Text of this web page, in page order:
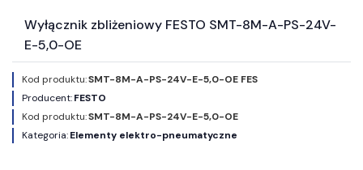
Wyłącznik zbliżeniowy FESTO SMT-8M-A-PS-24V-
E-5,0-OE
Kod produktu:SMT-8M-A-PS-24V-E-5,0-OE FES
Producent:FESTO
Kod produktu:SMT-8M-A-PS-24V-E-5,0-OE
Kategoria:Elementy elektro-pneumatyczne